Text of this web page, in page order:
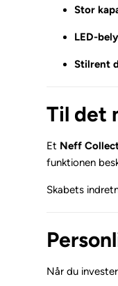
Stor
LED-
Stilrent
Til det
Et Neff
funktionen
Skabets
Når du